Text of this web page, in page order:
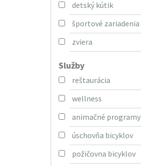
detský kútik
športové zariadenia
zviera
Služby
reštaurácia
wellness
animačné programy
úschovňa bicyklov
požičovna bicyklov